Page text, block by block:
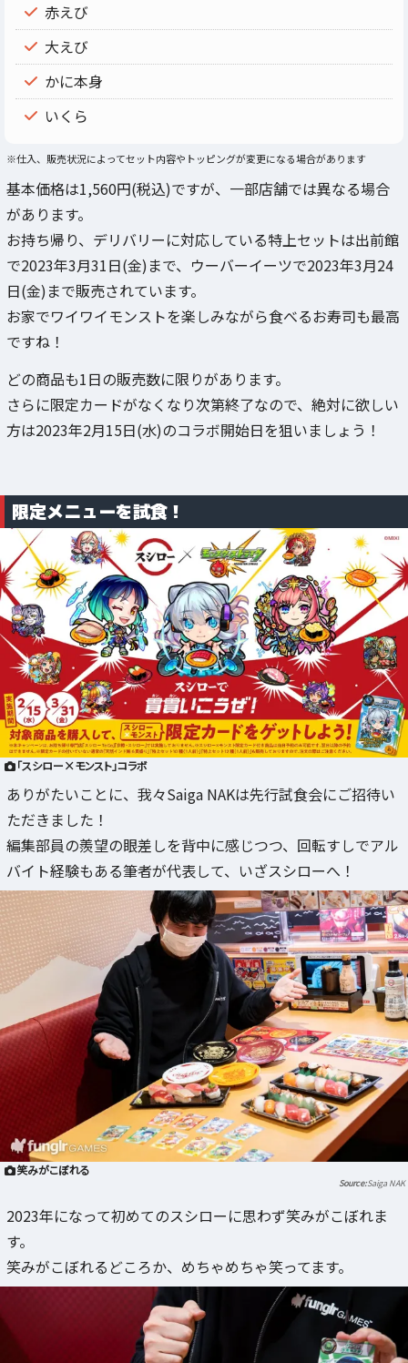
赤えび
大えび
かに本身
いくら
※仕入、販売状況によってセット内容やトッピングが変更になる場合があります
基本価格は1,560円(税込)ですが、一部店舗では異なる場合
があります。
お持ち帰り、デリバリーに対応している特上セットは出前館
で2023年3月31日(金)まで、ウーバーイーツで2023年3月24
日(金)まで販売されています。
お家でワイワイモンストを楽しみながら食べるお寿司も最高
ですね！
どの商品も1日の販売数に限りがあります。
さらに限定カードがなくなり次第終了なので、絶対に欲しい
方は2023年2月15日(水)のコラボ開始日を狙いましょう！
限定メニューを試食！
「スシロー×モンスト」コラボ
ありがたいことに、我々Saiga NAKは先行試食会にご招待い
ただきました！
編集部員の羨望の眼差しを背中に感じつつ、回転すしでアル
バイト経験もある筆者が代表して、いざスシローへ！
笑みがこぼれる
Saiga NAK
2023年になって初めてのスシローに思わず笑みがこぼれま
す。
笑みがこぼれるどころか、めちゃめちゃ笑ってます。